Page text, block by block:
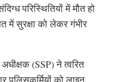
परिस्थितियों में मौत हो
में सुरक्षा को लेकर गंभीर
(SSP) ने त्वरित
पुलिसकर्मियों को लाइन